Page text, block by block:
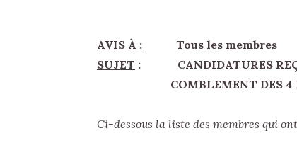
AVIS À : Tous les membres
SUJET : CANDIDATURES
COMBLEMENT DES 4
Ci-dessous la liste des membres qui